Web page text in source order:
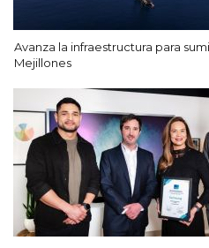
Avanza la infraestructura para
Mejillones